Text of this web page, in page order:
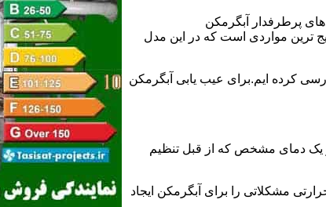
پرطرفدار آبگرمکن
ترین مواردی است که در این مدل
کرده ایم.برای عیب یابی آبگرمکن
یک دمای مشخص که از قبل تنظیم
مشکلاتی را برای آبگرمکن ایجاد